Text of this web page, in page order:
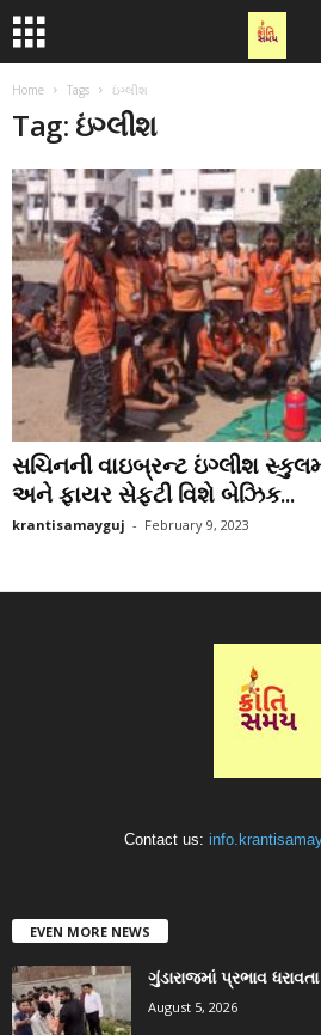
Home Tags ઇંગ્લીશ
Tag: ઇંગ્લીશ
સચિનની વાઇબ્રન્ટ ઇંગ્લીશ
અને ફાયર સેફ્ટી વિશે બેઝિક...
krantisamayguj - February 9, 2023
Contact us:
EVEN MORE NEWS
ગુંડારાજમાં પ્રભાવ
August 5, 2026